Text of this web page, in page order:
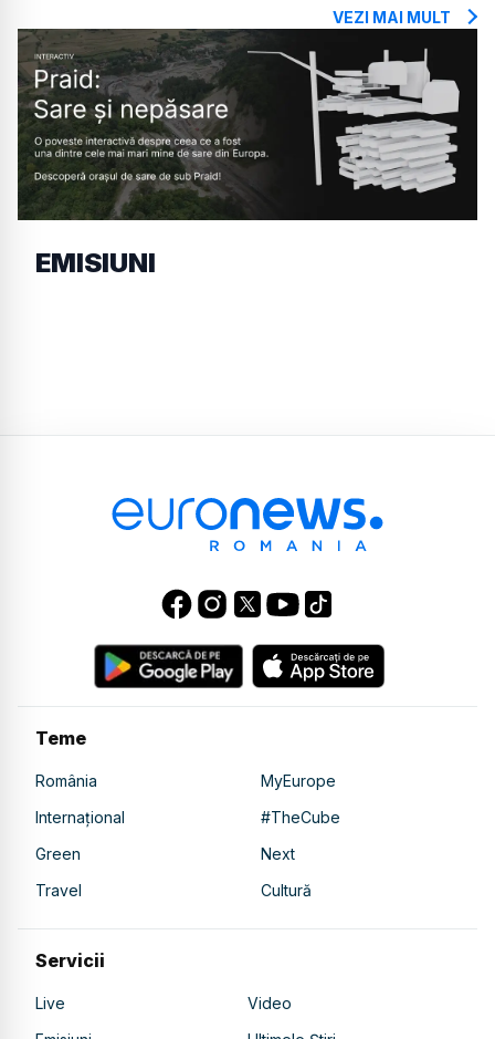
VEZI MAI MULT
EMISIUNI
Teme
România
MyEurope
Internațional
#TheCube
Green
Next
Travel
Cultură
Servicii
Live
Video